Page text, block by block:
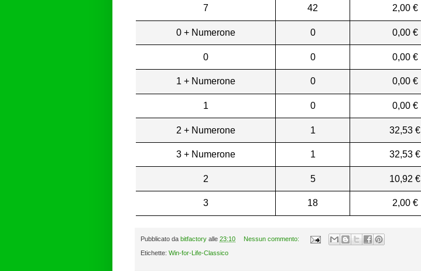
7 42 2,00 €
0 + Numerone 0 0,00 €
0 0 0,00 €
1 + Numerone 0 0,00 €
1 0 0,00 €
2 + Numerone 1 32,53 €
3 + Numerone 1 32,53 €
2 5 10,92 €
3 18 2,00 €
Pubblicato da bitfactory alle 23:10 Nessun commento:
Etichette: Win-for-Life-Classico